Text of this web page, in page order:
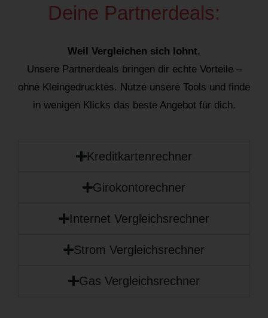
Deine Partnerdeals:
Weil Vergleichen sich lohnt.
Unsere Partnerdeals bringen dir echte Vorteile –
ohne Kleingedrucktes. Nutze unsere Tools und finde
in wenigen Klicks das beste Angebot für dich.
Kreditkartenrechner
Girokontorechner
Internet Vergleichsrechner
Strom Vergleichsrechner
Gas Vergleichsrechner